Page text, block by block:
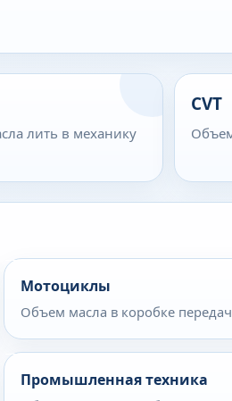
лить в механику
CVT
Мотоциклы
Объем масла в коробке передач
Промышленная техника